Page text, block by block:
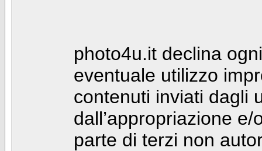
photo4u.it declina
eventuale utilizzo
contenuti inviati dagli
dall’appropriazione
parte di terzi non